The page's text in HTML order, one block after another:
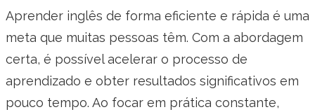
Aprender inglês de forma eficiente e rápida é uma
meta que muitas pessoas têm. Com a abordagem
certa, é possível acelerar o processo de
aprendizado e obter resultados significativos em
pouco tempo. Ao focar em prática constante,